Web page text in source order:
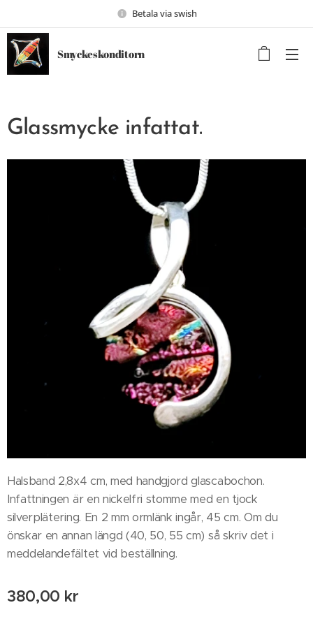
Betala via swish
Smyckeskonditorn
Glassmycke infattat.
Halsband 2,8x4 cm, med handgjord glascabochon.
Infattningen är en nickelfri stomme med en tjock
silverplätering. En 2 mm ormlänk ingår, 45 cm. Om du
önskar en annan längd (40, 50, 55 cm) så skriv det i
meddelandefältet vid beställning.
380,00 kr